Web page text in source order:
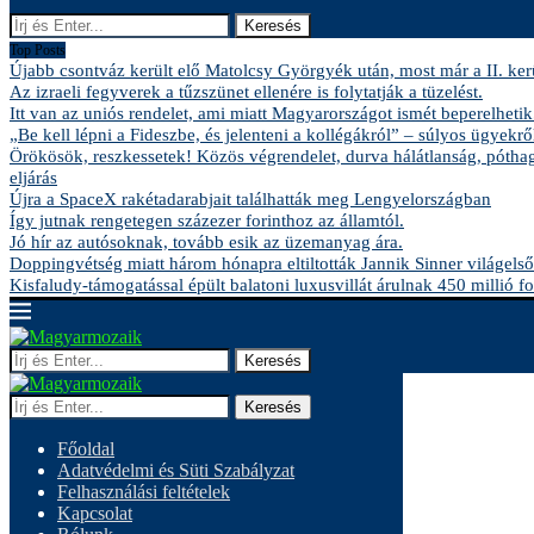
Keresés
Top Posts
Újabb csontváz került elő Matolcsy Györgyék után, most már a II.
Az izraeli fegyverek a tűzszünet ellenére is folytatják a tüzelést.
Itt van az uniós rendelet, ami miatt Magyarországot ismét
„Be kell lépni a Fideszbe, és jelenteni a kollégákról” – súlyos
Örökösök, reszkessetek! Közös végrendelet, durva hálátlanság,
eljárás
Újra a SpaceX rakétadarabjait találhatták meg Lengyelországban
Így jutnak rengetegen százezer forinthoz az államtól.
Jó hír az autósoknak, tovább esik az üzemanyag ára.
Doppingvétség miatt három hónapra eltiltották Jannik Sinner
Kisfaludy-támogatással épült balatoni luxusvillát árulnak 450 millió
Keresés
Keresés
Főoldal
Adatvédelmi és Süti Szabályzat
Felhasználási feltételek
Kapcsolat